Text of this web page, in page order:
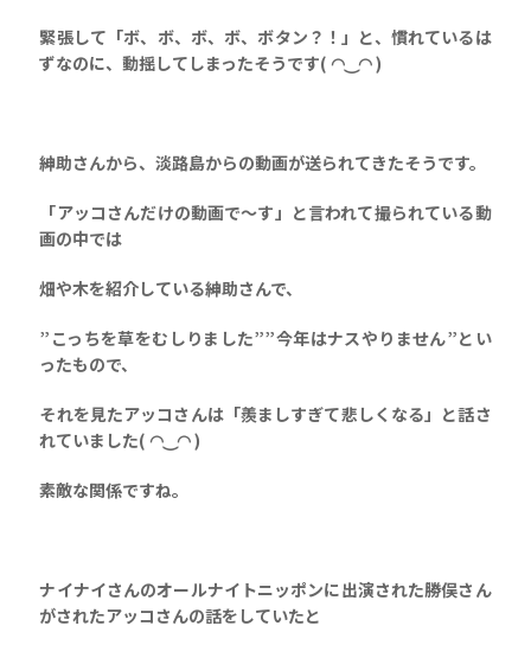
緊張して「ボ、ボ、ボ、ボ、ボタン？！」と、慣れているは
ずなのに、動揺してしまったそうです( ◠‿◠ )
紳助さんから、淡路島からの動画が送られてきたそうです。
「アッコさんだけの動画で〜す」と言われて撮られている動
画の中では
畑や木を紹介している紳助さんで、
”こっちを草をむしりました””今年はナスやりません”とい
ったもので、
それを見たアッコさんは「羨ましすぎて悲しくなる」と話さ
れていました( ◠‿◠ )
素敵な関係ですね。
ナイナイさんのオールナイトニッポンに出演された勝俣さん
がされたアッコさんの話をしていたと